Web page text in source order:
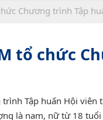
Chương trình Tập
tổ chức
Tập huấn Hội
là nam, nữ từ 18